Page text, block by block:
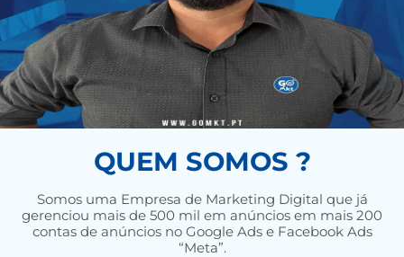
QUEM SOMOS ?
Somos uma Empresa de Marketing Digital que já
gerenciou mais de 500 mil em anúncios em mais 200
contas de anúncios no Google Ads e Facebook Ads
“Meta”.